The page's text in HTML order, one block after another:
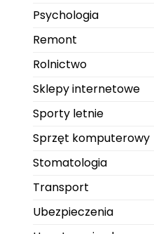
Psychologia
Remont
Rolnictwo
Sklepy internetowe
Sporty letnie
Sprzęt komputerowy
Stomatologia
Transport
Ubezpieczenia